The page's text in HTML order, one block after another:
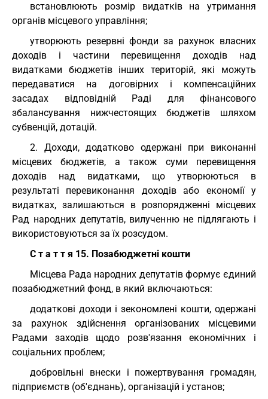
встановлюють розмір видатків на утримання
органів місцевого управління;
утворюють резервні фонди за рахунок власних
доходів і частини перевищення доходів над
видатками бюджетів інших територій, які можуть
передаватися на договірних і компенсаційних
засадах відповідній Раді для фінансового
збалансування нижчестоящих бюджетів шляхом
субвенцій, дотацій.
2. Доходи, додатково одержані при виконанні
місцевих бюджетів, а також суми перевищення
доходів над видатками, що утворюються в
результаті перевиконання доходів або економії у
видатках, залишаються в розпорядженні місцевих
Рад народних депутатів, вилученню не підлягають і
використовуються за їх розсудом.
С т а т т я 15. Позабюджетні кошти
Місцева Рада народних депутатів формує єдиний
позабюджетний фонд, в який включаються:
додаткові доходи і зекономлені кошти, одержані
за рахунок здійснення організованих місцевими
Радами заходів щодо розв'язання економічних і
соціальних проблем;
добровільні внески і пожертвування громадян,
підприємств (об'єднань), організацій і установ;